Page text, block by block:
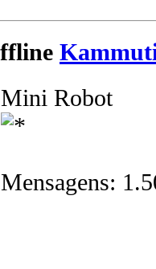
Mini Robot
Mensagens: